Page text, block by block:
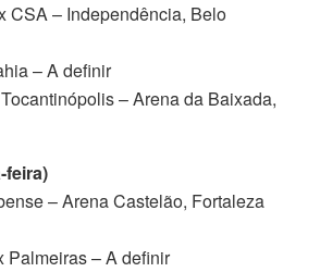
CSA – Independência, Belo
– A definir
– Arena da Baixada,
feira)
– Arena Castelão, Fortaleza
Palmeiras – A definir